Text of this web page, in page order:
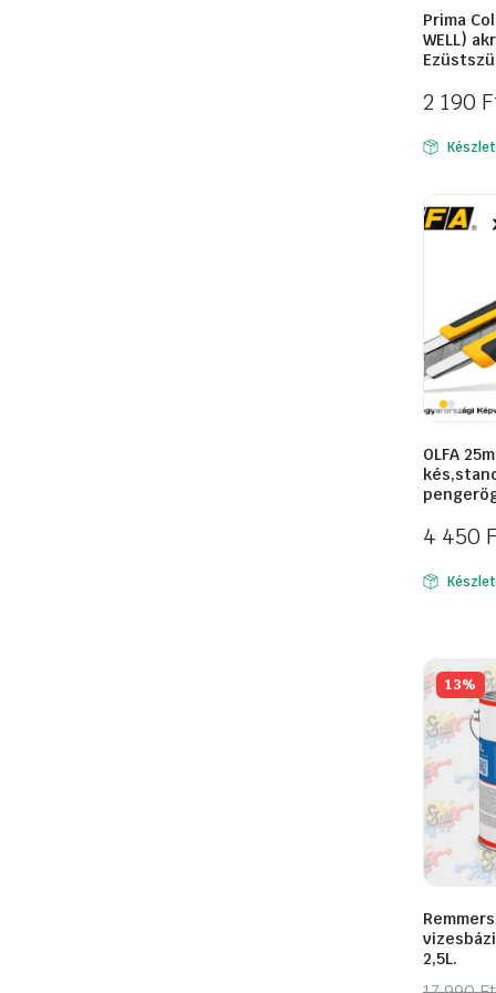
Prima
WELL)
2 190
OLFA
4 450
13%
2,5L.